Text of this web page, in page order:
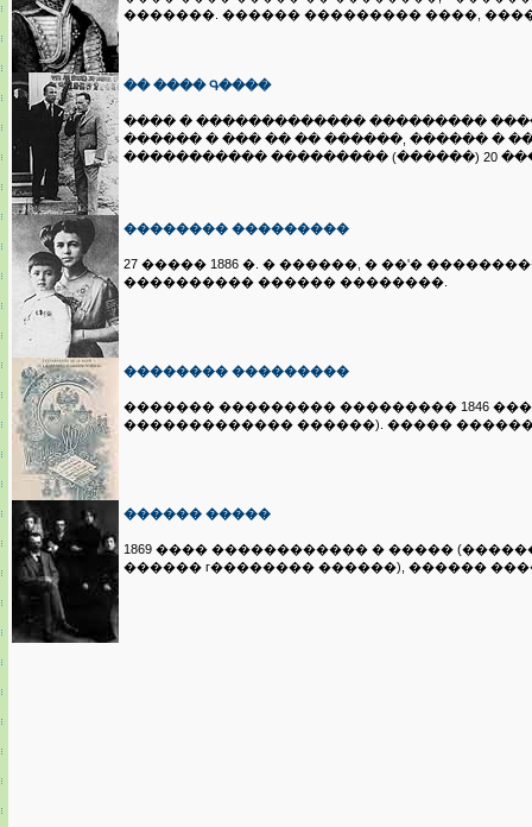
�������. ������ ��������� ����,
�� ���� Գ����
���� � ������������� ���������
������ � ��� �� �� ������, ������ �
����������� ��������� (������) 20
�������� ���������
27 ����� 1886 �. � ������, � ��'�
���������� ������ ��������.
�������� ���������
������� ��������� ��������� 1846
������������� ������). �����
������ �����
1869 ���� ������������ � �����
������ г�������� ������), ������